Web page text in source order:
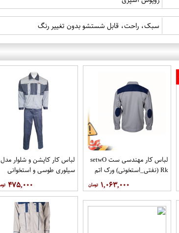
سبک، راحت، قابل شستشو بدون تغییر رنگ
لباس کار مهندسی ست setwO​
Rk (نفتی_استخونی) ورک اتم
۱,۰۶۳,۰۰۰
لباس کار کاپشن و شلوار مدل
سيلوری طوسی و استخوانی
۴۷۵,۰۰۰